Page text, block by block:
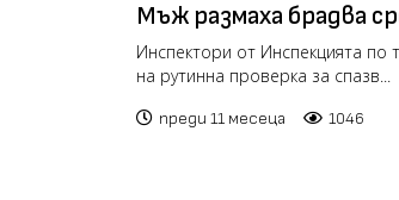
Мъж размаха брадва
дошли на проверка в
Инспектори от Инспекцията по
на рутинна проверка за спазв...
преди 11 месеца 1046